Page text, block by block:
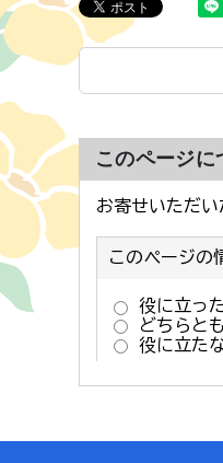
このページに